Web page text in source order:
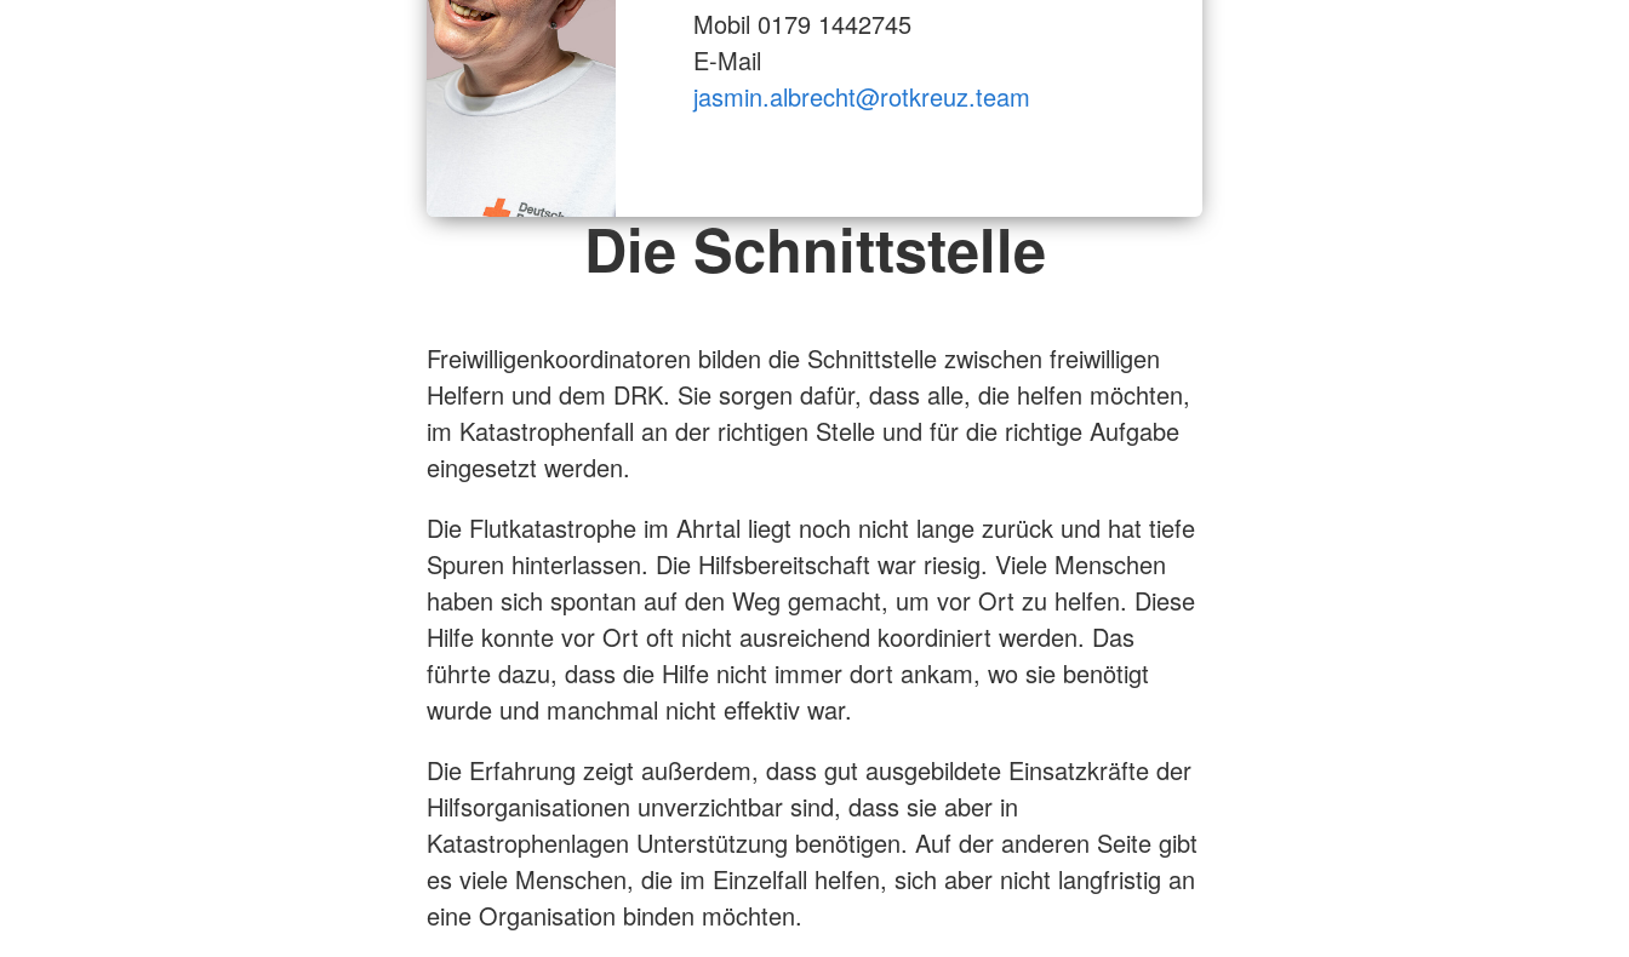
Mobil 0179 1442745
E-Mail
jasmin.albrecht@rotkreuz.team
Die Schnittstelle
Freiwilligenkoordinatoren bilden die Schnittstelle zwischen freiwilligen
Helfern und dem DRK. Sie sorgen dafür, dass alle, die helfen möchten,
im Katastrophenfall an der richtigen Stelle und für die richtige Aufgabe
eingesetzt werden.
Die Flutkatastrophe im Ahrtal liegt noch nicht lange zurück und hat tiefe
Spuren hinterlassen. Die Hilfsbereitschaft war riesig. Viele Menschen
haben sich spontan auf den Weg gemacht, um vor Ort zu helfen. Diese
Hilfe konnte vor Ort oft nicht ausreichend koordiniert werden. Das
führte dazu, dass die Hilfe nicht immer dort ankam, wo sie benötigt
wurde und manchmal nicht effektiv war.
Die Erfahrung zeigt außerdem, dass gut ausgebildete Einsatzkräfte der
Hilfsorganisationen unverzichtbar sind, dass sie aber in
Katastrophenlagen Unterstützung benötigen. Auf der anderen Seite gibt
es viele Menschen, die im Einzelfall helfen, sich aber nicht langfristig an
eine Organisation binden möchten.